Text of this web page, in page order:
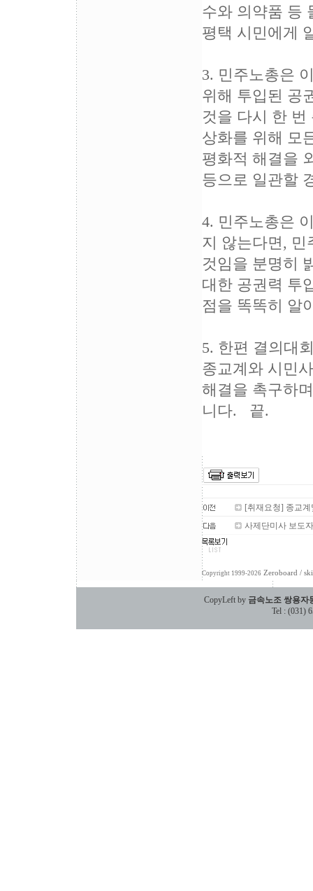
수와 의약품 등
평택 시민에게
3. 민주노총은
위해 투입된 공
것을 다시 한 번
상화를 위해 모
평화적 해결을
등으로 일관할
4. 민주노총은
지 않는다면, 민
것임을 분명히
대한 공권력 투
점을 똑똑히 알
5. 한편 결의대
종교계와 시민
해결을 촉구하
니다. 끝.
[취재요청] 종교
사제단미사 보도
Copyright 1999-2026 Zeroboard /
CopyLeft by 금속노조 쌍용자
Tel : (031)